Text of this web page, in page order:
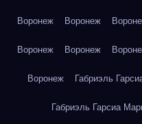
Воронеж Воронеж
Воронеж Воронеж
Воронеж Габриэль
Габриэль Гарсиа